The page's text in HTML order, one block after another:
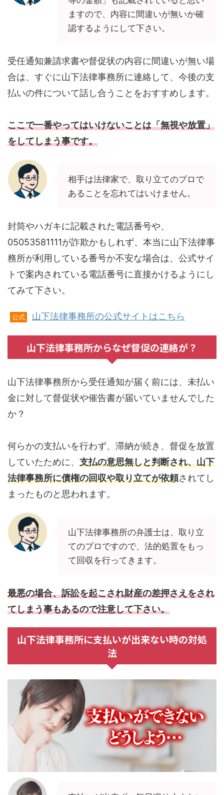
ますので、内容に間違いが無いか確
認するようにして下さい。
受任通知兼請求書や督促状の内容に間違いが無い場
合は、すぐに山下法律事務所に連絡して、今後の支
払いの件について話し合うことをおすすめします。
ここで一番やってはいけないことは「無視や放置」
をしてしまう事です。
相手は法律家で、取り立てのプロで
あることを忘れてはいけません。
封筒やハガキに記載された電話番号や、
05053581111が詐欺かもしれず、本当に山下法律事
務所が利用している番号か不安な場合は、公式サイ
トで案内されている電話番号に直接かけるようにし
てみて下さい。
公式 山下法律事務所の公式サイトはこちら
山下法律事務所からなぜ督促の連絡が？
山下法律事務所から受任通知が届く前には、未払い
金に対して督促状や催告書が届いていませんでした
か？
何らかの支払いを行わず、滞納が続き、督促を放置
していたために、 支払の意思無しと判断され、山下
法律事務所に債権の回収や取り立てが依頼されてし
まったものと思われます。
山下法律事務所の弁護士は、取り立
てのプロですので、法的処置をもっ
て回収を行ってきます。
最悪の場合、訴訟を起こされ財産の差押さえをされ
てしまう事もあるので注意して下さい。
山下法律事務所に支払いが出来ない時の対処
法